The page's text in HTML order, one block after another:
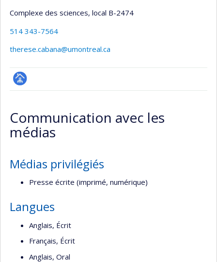
Complexe des sciences, local B-2474
514 343-7564
therese.cabana@umontreal.ca
Page
(faculté,département,école)
Communication avec les
médias
Médias privilégiés
Presse écrite (imprimé, numérique)
Langues
Anglais, Écrit
Français, Écrit
Anglais, Oral